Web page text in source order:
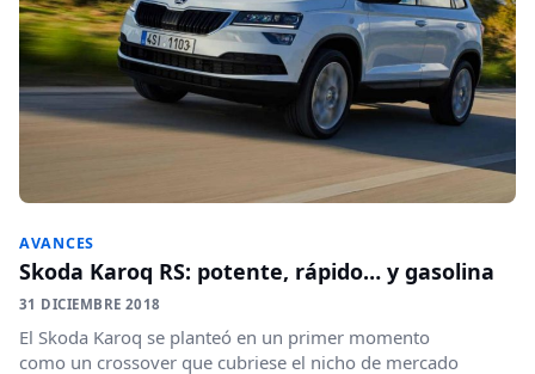
AVANCES
Skoda Karoq RS: potente, rápido… y gasolina
31 DICIEMBRE 2018
El Skoda Karoq se planteó en un primer momento
como un crossover que cubriese el nicho de mercado